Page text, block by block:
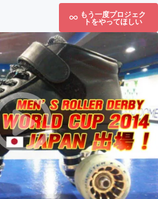
もう一度プロジェク
トをやってほしい